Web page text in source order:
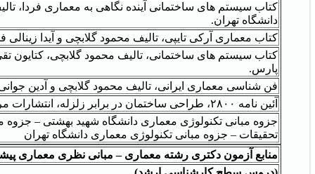
کتاب سیستم های ساختمانی آینده نگاهی به معماری فردا،
دانشگاه تهران.
کتاب معماری آرکی تایپی، تالیف محمود گلابچی و آیدا زینالی
کتاب سیستم های ساختمانی، تالیف محمود گلابچی، کتایون
پارس.
فن شناسی معماری ایرانی، تالیف محمود گلابچی و آدین
آئین نامه ۲۸۰۰، طراحی ساختمان در برابر زلزله، انتشارات مرکز تحقیقات ساختمان و مسکن
جزوه مبانی تکنولوژی معماری دانشگاه شهید بهشتی – جزوه
تحقیقات – جزوه مبانی تکنولوژی معماری دانشگاه تهران
منابع آزمون دکتری رشته معماری – مبانی نظری معماری